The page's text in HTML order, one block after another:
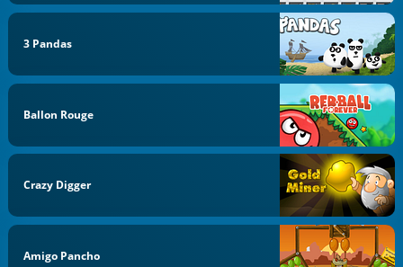
3 Pandas
Ballon Rouge
Crazy Digger
Amigo Pancho